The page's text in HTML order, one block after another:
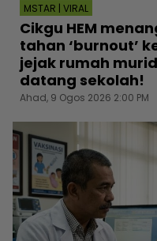
MSTAR | VIRAL
Cikgu HEM
tahan ‘burnout’
jejak rumah
datang sekolah!
Ahad, 9 Ogos 2026 2:00 PM